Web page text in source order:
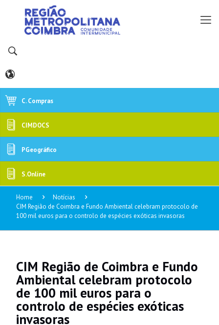
C. Compras
CIMDOCS
PGeográfico
S.Online
Home
Notícias
CIM Região de Coimbra e Fundo Ambiental celebram protocolo de
100 mil euros para o controlo de espécies exóticas invasoras
CIM Região de Coimbra e Fundo
Ambiental celebram protocolo
de 100 mil euros para o
controlo de espécies exóticas
invasoras